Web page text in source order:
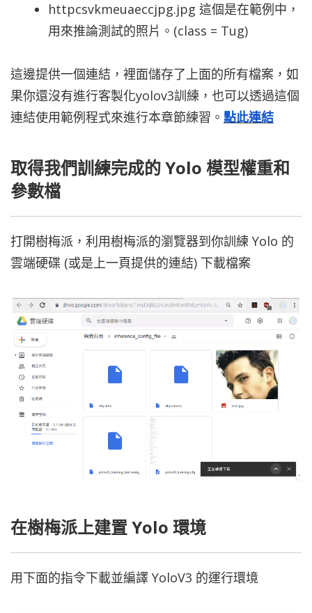
httpcsvkmeuaeccjpg.jpg 這個是在範例中，
用來推論測試的照片。(class = Tug)
這邊提供一個連結，裡面儲存了上面的所有檔案，如
果你還沒有進行客製化yolov3訓練，也可以透過這個
連結使用範例程式來進行本章節練習。 點此連結
取得我們訓練完成的 Yolo 模型權重和
參數檔
打開樹梅派，利用樹梅派的瀏覽器到你訓練 Yolo 的
雲端硬碟 (或是上一頁提供的連結) 下載檔案
在樹梅派上建置 Yolo 環境
用下面的指令下載並編譯 YoloV3 的運行環境